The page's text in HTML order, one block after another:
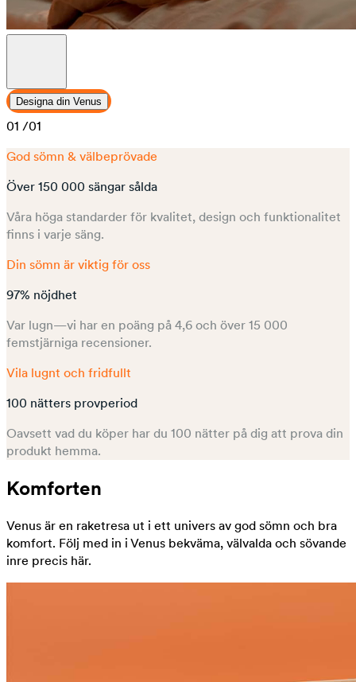
Designa din Venus
01 /01
God sömn & välbeprövade
Över 150 000 sängar sålda
Våra höga standarder för kvalitet, design och funktionalitet
finns i varje säng.
Din sömn är viktig för oss
97% nöjdhet
Var lugn—vi har en poäng på 4,6 och över 15 000
femstjärniga recensioner.
Vila lugnt och fridfullt
100 nätters provperiod
Oavsett vad du köper har du 100 nätter på dig att prova din
produkt hemma.
Komforten
Venus är en raketresa ut i ett univers av god sömn och bra
komfort. Följ med in i Venus bekväma, välvalda och sövande
inre precis här.